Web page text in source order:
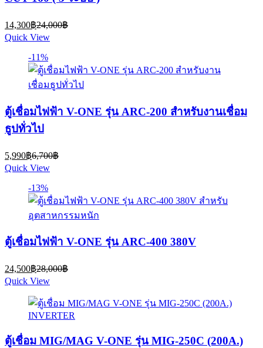
14,300฿Current
price
is:
14,300฿.
24,000฿
Quick View
-11%
ตู้เชื่อมไฟฟ้า V-ONE รุ่น ARC-200 สำหรับงานเชื่อม
ธูปทั่วไป
5,990฿Current
price
is:
5,990฿.
6,700฿
Quick View
-13%
ตู้เชื่อมไฟฟ้า V-ONE รุ่น ARC-400 380V
24,500฿Current
price
is:
24,500฿.
28,000฿
28,000฿.
Quick View
ตู้เชื่อม MIG/MAG V-ONE รุ่น MIG-250C (200A.)